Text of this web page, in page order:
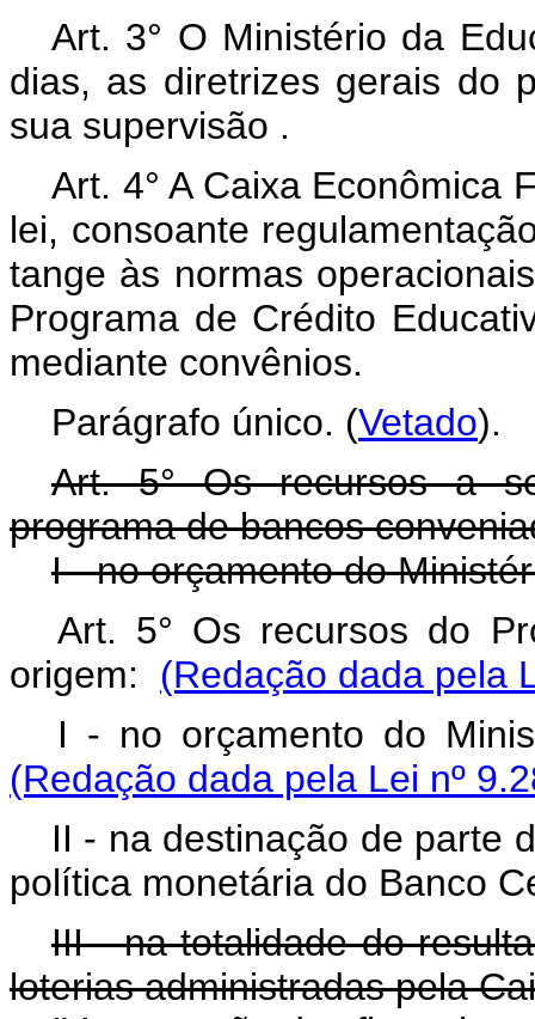
Art. 3° O Ministério da
dias, as diretrizes gerais do
sua supervisão .
Art. 4° A Caixa Econômica
lei, consoante
tange às normas
Programa de Crédito
mediante convênios.
Parágrafo único. (Vetado).
Art. 5° Os recursos a
programa de bancos
I - no orçamento do
Art. 5° Os recursos do
origem: (Redação dada pela
I - no orçamento do
(Redação dada pela Lei nº
II - na destinação de parte
política monetária do Banco
III - na totalidade do
loterias administradas pela